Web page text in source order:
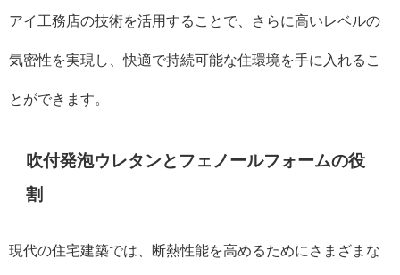
アイ工務店の技術を活用することで、さらに高いレベルの
気密性を実現し、快適で持続可能な住環境を手に入れるこ
とができます。
吹付発泡ウレタンとフェノールフォームの役
割
現代の住宅建築では、断熱性能を高めるためにさまざまな